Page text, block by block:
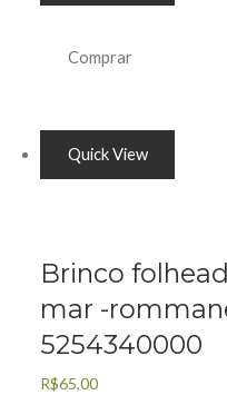
Comprar
Quick View
Brinco
mar -
5254340000
R$65,00